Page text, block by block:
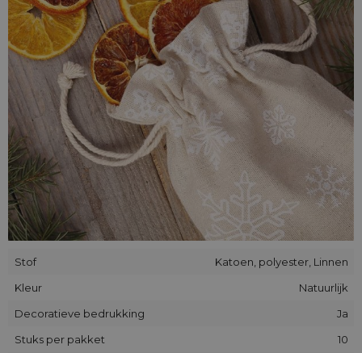
keuken en op andere plaatsen.
De verpakkingen die wij aanbieden zijn gemaakt van
katoenen en polyester. De combinatie van natuurlijke en
synthetische vezels garandeert duurzaamheid en sterkte, en
een hoge resistentie tegen uitrekken en schuren.
Stof
Katoen, polyester, Linnen
Kleur
Natuurlijk
Decoratieve bedrukking
Ja
Stuks per pakket
10